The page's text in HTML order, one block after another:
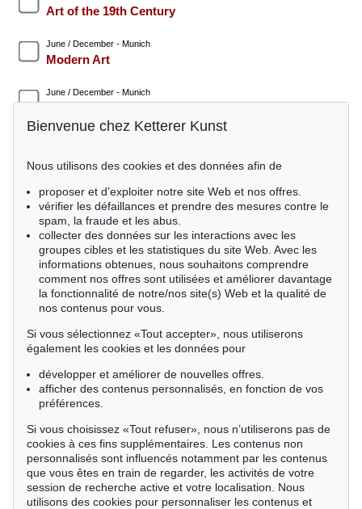
Art of the 19th Century
June / December - Munich
Modern Art
June / December - Munich
May / November - Hamburg
Rare Books
Êtes-vous intéressés par ce(s) secteur(s)?
Art abstrait avant 45
Art concret
Le livre des Modernes
J’accepte de recevoir de la part de Ketterer Kunst GmbH &
domaines et dates sélectionnés. Mes données seront
utilisées exclusivement à cette fin et ne seront pas
transmises à des tiers. Je peux à tout moment révoquer
mon consentement par simple courriel à
offers@kettererkunst.com, par courrier postal à Ketterer
Kunst GmbH & Co KG, Joseph-Wild-Str. 18, 81829 Munich
Bienvenue chez Ketterer Kunst
Nous utilisons des cookies et des données afin de
proposer et d’exploiter notre site Web et nos offres.
vérifier les défaillances et prendre des mesures contre le
spam, la fraude et les abus.
collecter des données sur les interactions avec les
groupes cibles et les statistiques du site Web. Avec les
informations obtenues, nous souhaitons comprendre
comment nos offres sont utilisées et améliorer davantage
la fonctionnalité de notre/nos site(s) Web et la qualité de
nos contenus pour vous.
Si vous sélectionnez «Tout accepter», nous utiliserons
également les cookies et les données pour
développer et améliorer de nouvelles offres.
afficher des contenus personnalisés, en fonction de vos
préférences.
Si vous choisissez «Tout refuser», nous n’utiliserons pas de
cookies à ces fins supplémentaires. Les contenus non
personnalisés sont influencés notamment par les contenus
que vous êtes en train de regarder, les activités de votre
session de recherche active et votre localisation. Nous
utilisons des cookies pour personnaliser les contenus et